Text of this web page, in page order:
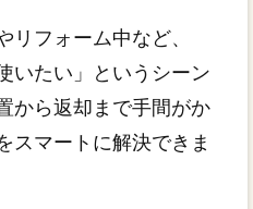
リフォーム中など、
いたい」というシーン
から返却まで手間がか
スマートに解決できま